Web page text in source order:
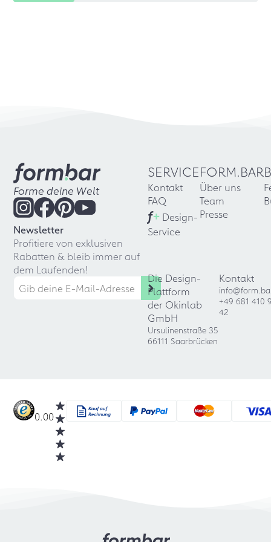
Forme deine Welt
Newsletter
Profitiere von exklusiven
Rabatten & bleib immer auf
dem Laufenden!
SERVICE
Kontakt
FAQ
f+ Design-
Service
FORM.BAR
Über uns
Team
Presse
Die Design-
Plattform
der Okinlab
GmbH
Ursulinenstraße 35
66111 Saarbrücken
Kontakt
+49 681 410
42
0.00